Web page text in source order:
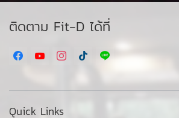
ติดตาม Fit-D ได้ที่
Quick Links